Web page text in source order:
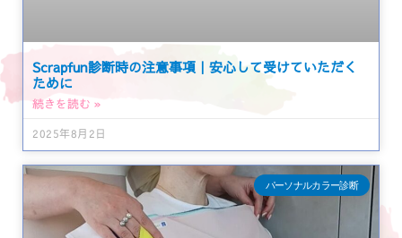
Scrapfun診断時の注意事項｜安心して受けていただく
ために
続きを読む »
2025年8月2日
パーソナルカラー診断